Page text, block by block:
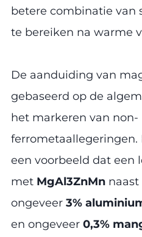
betere combinatie van
te bereiken na warme
De aanduiding van
gebaseerd op de
het markeren van non-
een voorbeeld dat een
met MgAl3ZnMn
ongeveer 3%
en ongeveer 0,3%